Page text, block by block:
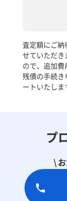
査定額にご納
せていただき
ので、追加
残債の手続き
ートいたしま
プ
\